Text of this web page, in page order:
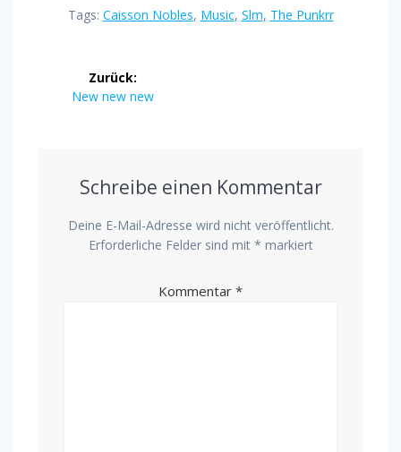
Tags: Caisson Nobles, Music, Slm, The Punkrr
Beitragsnavigation
Zurück:
Vorheriger
New new new
Schreibe einen Kommentar
Deine E-Mail-Adresse wird nicht veröffentlicht.
Erforderliche Felder sind mit * markiert
Kommentar *